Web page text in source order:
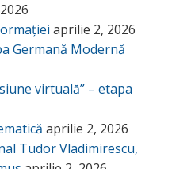
aprilie 2, 2026
Germană Modernă
virtuală” – etapa
aprilie 2, 2026
Tudor Vladimirescu,